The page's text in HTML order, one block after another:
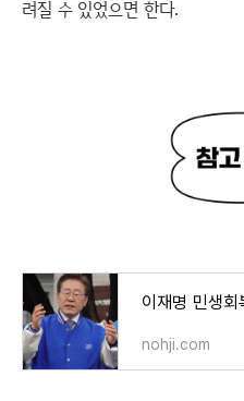
려질 수 있었으면 한다.
nohji.com